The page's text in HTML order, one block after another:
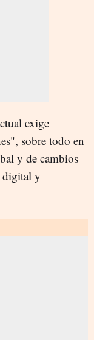
exige
sobre todo en
y de cambios
digital y